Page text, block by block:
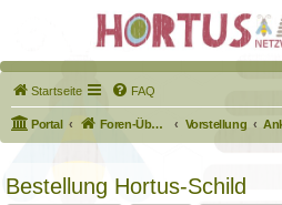
Startseite FAQ
Portal Foren-Übersicht Vorstellung
Bestellung Hortus-Schild